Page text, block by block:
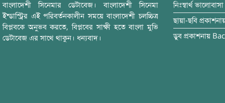
বাংলাদেশী সিনেমার ডেটাবেজ। বাংলাদেশী সিনেমা
ইন্ডাস্ট্রির এই পরিবর্তনকালীন সময়ে বাংলাদেশী চলচ্চিত্র
বিপ্লবকে অনুভব করতে, বিপ্লবের সাক্ষী হতে বাংলা মুভি
ডেটাবেজ এর সাথে থাকুন। ধন্যবাদ।
নিঃস্বার্থ ভালোবাসা
ছায়া-ছবি
ডুব প্রকাশনায়